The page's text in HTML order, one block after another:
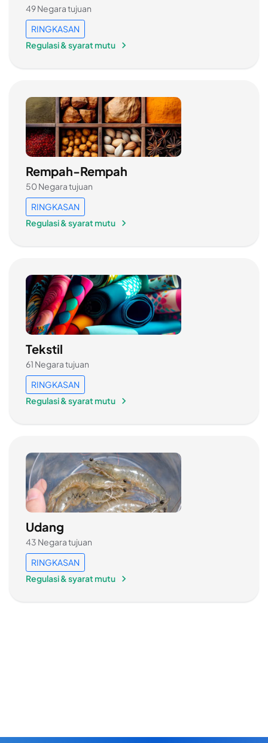
49 Negara tujuan
RINGKASAN
Regulasi & syarat mutu
Rempah-Rempah
50 Negara tujuan
RINGKASAN
Regulasi & syarat mutu
Tekstil
61 Negara tujuan
RINGKASAN
Regulasi & syarat mutu
Udang
43 Negara tujuan
RINGKASAN
Regulasi & syarat mutu